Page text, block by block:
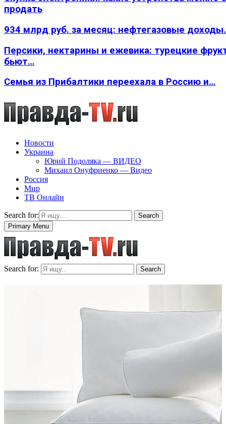
продать
934 млрд руб. за месяц: нефтегазовые
Персики, нектарины и ежевика: турецкие
бьют…
Семья из Прибалтики переехала в Россию и…
Новости
Украина
Юрий Подоляка — ВИДЕО
Михаил Онуфриенко — Видео
Россия
Мир
ТВ Онлайн
Search for:
Search
Primary Menu
Search for: Search